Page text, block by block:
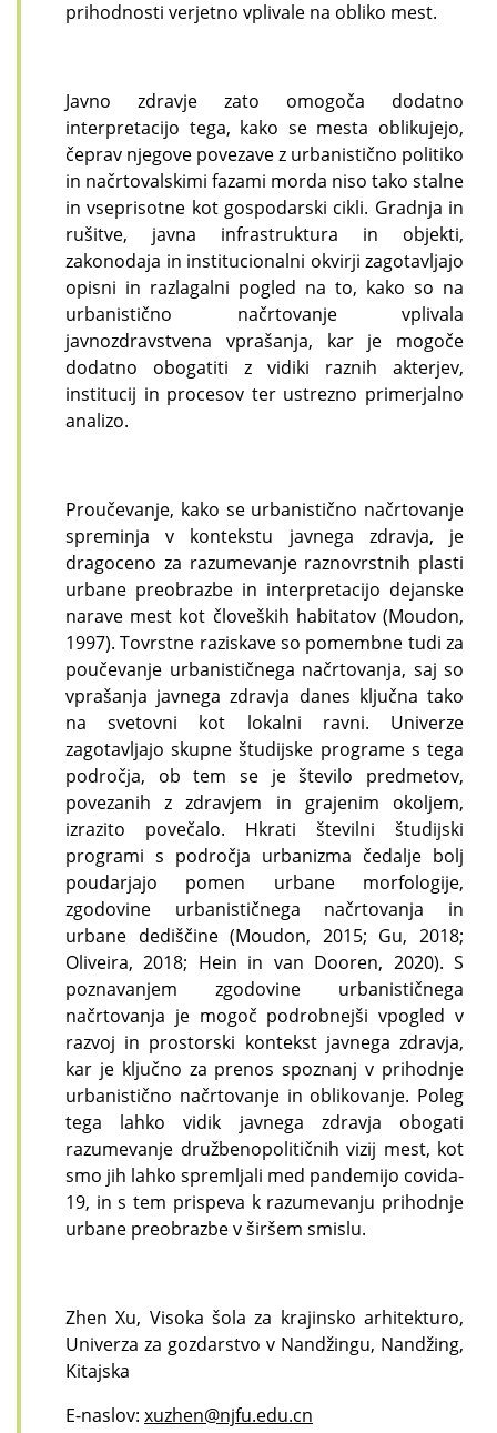
prihodnosti verjetno vplivale na obliko mest.
Javno zdravje zato omogoča dodatno
interpretacijo tega, kako se mesta oblikujejo,
čeprav njegove povezave z urbanistično politiko
in načrtovalskimi fazami morda niso tako stalne
in vseprisotne kot gospodarski cikli. Gradnja in
rušitve, javna infrastruktura in objekti,
zakonodaja in institucionalni okvirji zagotavljajo
opisni in razlagalni pogled na to, kako so na
urbanistično načrtovanje vplivala
javnozdravstvena vprašanja, kar je mogoče
dodatno obogatiti z vidiki raznih akterjev,
institucij in procesov ter ustrezno primerjalno
analizo.
Proučevanje, kako se urbanistično načrtovanje
spreminja v kontekstu javnega zdravja, je
dragoceno za razumevanje raznovrstnih plasti
urbane preobrazbe in interpretacijo dejanske
narave mest kot človeških habitatov (Moudon,
1997). Tovrstne raziskave so pomembne tudi za
poučevanje urbanističnega načrtovanja, saj so
vprašanja javnega zdravja danes ključna tako
na svetovni kot lokalni ravni. Univerze
zagotavljajo skupne študijske programe s tega
področja, ob tem se je število predmetov,
povezanih z zdravjem in grajenim okoljem,
izrazito povečalo. Hkrati številni študijski
programi s področja urbanizma čedalje bolj
poudarjajo pomen urbane morfologije,
zgodovine urbanističnega načrtovanja in
urbane dediščine (Moudon, 2015; Gu, 2018;
Oliveira, 2018; Hein in van Dooren, 2020). S
poznavanjem zgodovine urbanističnega
načrtovanja je mogoč podrobnejši vpogled v
razvoj in prostorski kontekst javnega zdravja,
kar je ključno za prenos spoznanj v prihodnje
urbanistično načrtovanje in oblikovanje. Poleg
tega lahko vidik javnega zdravja obogati
razumevanje družbenopolitičnih vizij mest, kot
smo jih lahko spremljali med pandemijo covida-
19, in s tem prispeva k razumevanju prihodnje
urbane preobrazbe v širšem smislu.
Zhen Xu, Visoka šola za krajinsko arhitekturo,
Univerza za gozdarstvo v Nandžingu, Nandžing,
Kitajska
E-naslov: xuzhen@njfu.edu.cn